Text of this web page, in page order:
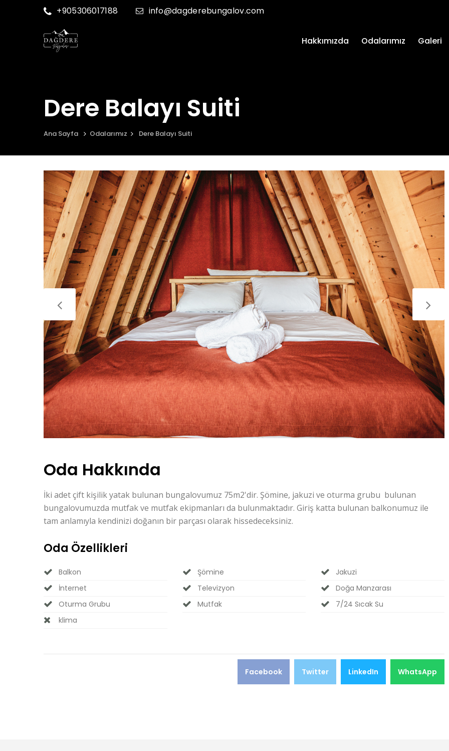
+905306017188 info@dagderebungalov.com
Hakkımızda Odalarımız Galeri
Dere Balayı Suiti
Ana Sayfa Odalarımız Dere Balayı Suiti
Oda Hakkında
İki adet çift kişilik yatak bulunan bungalovumuz 75m2'dir. Şömine, jakuzi ve oturma grubu bulunan
bungalovumuzda mutfak ve mutfak ekipmanları da bulunmaktadır. Giriş katta bulunan balkonumuz ile
tam anlamıyla kendinizi doğanın bir parçası olarak hissedeceksiniz.
Oda Özellikleri
Balkon
İnternet
Oturma Grubu
klima
Şömine
Televizyon
Mutfak
Jakuzi
Doğa Manzarası
7/24 Sıcak Su
Facebook Twitter LinkedIn WhatsApp